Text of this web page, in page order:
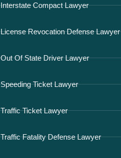
Interstate Compact Lawyer
License Revocation Defense Lawyer
Out Of State Driver Lawyer
Speeding Ticket Lawyer
Traffic Ticket Lawyer
Traffic Fatality Defense Lawyer